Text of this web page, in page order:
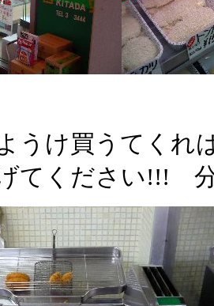
うけ買うてくれ
てください!!!